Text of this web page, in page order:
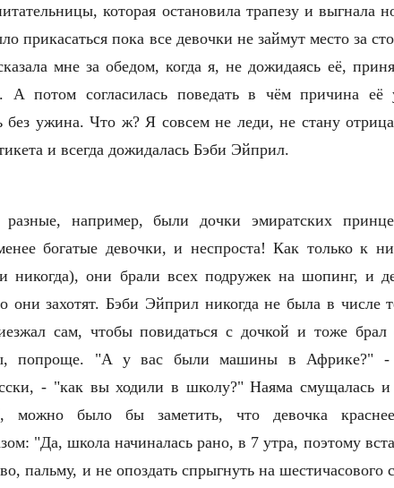
которая остановила трапезу и выгнала
прикасаться пока все девочки не займут место за
мне за обедом, когда я, не дожидаясь её,
А потом согласилась поведать в чём причина её
без ужина. Что ж? Я совсем не леди, не стану
и всегда дожидалась Бэби Эйприл.
разные, например, были дочкиэмиратских
богатые девочки, и неспроста! Как только к
они брали всех подружек на шопинг, и
они захотят. Бэби Эйприл никогда не была в числе
сам, чтобы повидаться с дочкой и тоже брал
попроще. "А у вас были машины в Африке?" -
- "как вы ходили в школу?" Наяма смущалась
можно было бы заметить, что девочка
"Да, школа начиналась рано, в 7 утра, поэтому
пальму, и не опоздать спрыгнуть на шестичасового